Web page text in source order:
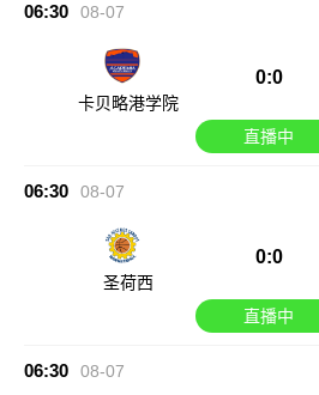
06:30 08-07
卡贝略港学院
0:0
直播中
06:30 08-07
圣荷西
0:0
直播中
06:30 08-07